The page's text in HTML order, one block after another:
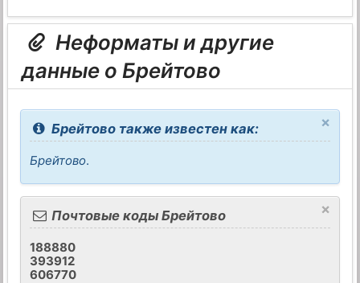
Неформаты и другие
данные о Брейтово
×
Брейтово также известен как:
Брейтово.
×
Почтовые коды Брейтово
188880
393912
606770